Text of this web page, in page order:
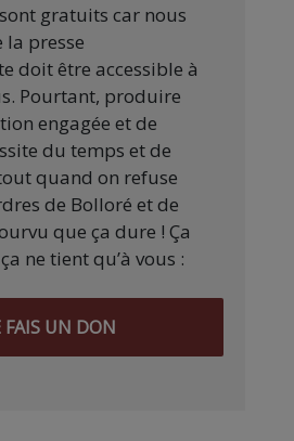
gratuits car nous
la presse
doit être accessible à
Pourtant, produire
engagée et de
du temps et de
quand on refuse
de Bolloré et de
que ça dure ! Ça
ne tient qu’à vous :
FAIS UN DON